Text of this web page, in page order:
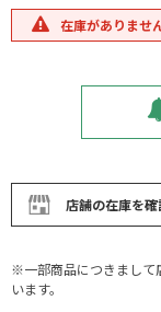
在庫がありませ
店舗の在庫を確
※一部商品につきまして
います。